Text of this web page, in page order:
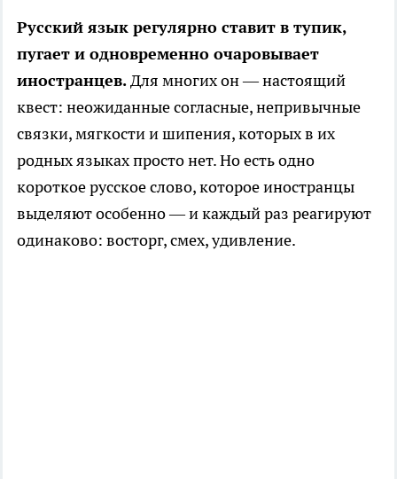
Русский язык регулярно ставит в тупик,
пугает и одновременно очаровывает
иностранцев.Для многих он — настоящий
квест: неожиданные согласные, непривычные
связки, мягкости и шипения, которых в их
родных языках просто нет. Но есть одно
короткое русское слово, которое иностранцы
выделяют особенно — и каждый раз реагируют
одинаково: восторг, смех, удивление.